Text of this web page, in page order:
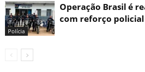
Polícia
Operação Brasil é
com reforço policial